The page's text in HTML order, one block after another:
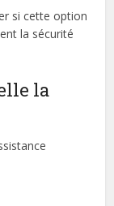
si cette option
la sécurité
la